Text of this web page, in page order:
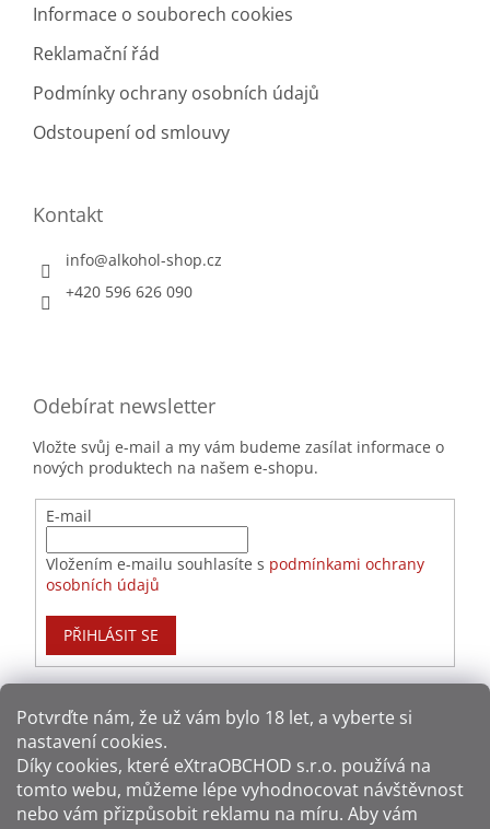
Potvrďte nám​​, že už vám bylo 18 let, a vyberte si
nastavení cookies.
Díky cookies, které eXtraOBCHOD s.r.o. používá na
tomto webu, můžeme lépe vyhodnocovat návštěvnost
nebo vám přizpůsobit reklamu na míru. Aby vám
Informace o souborech cookies
Reklamační řád
Podmínky ochrany osobních údajů
Odstoupení od smlouvy
Kontakt
info@alkohol-shop.cz
+420 596 626 090
Odebírat newsletter
Vložte svůj e-mail a my vám budeme zasílat informace o
nových produktech na našem e-shopu.
E-mail
Vložením e-mailu souhlasíte s podmínkami ochrany
osobních údajů
PŘIHLÁSIT SE
Způsoby dopravy: